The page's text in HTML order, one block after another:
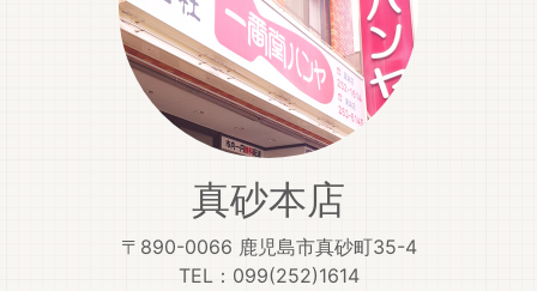
真砂本店
〒890-0066 鹿児島市真砂町35-4
TEL：099(252)1614